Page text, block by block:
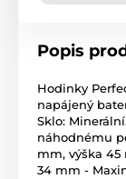
Popis
Hodinky
napájený
Sklo:
náhodnému
mm, výška
34 mm -